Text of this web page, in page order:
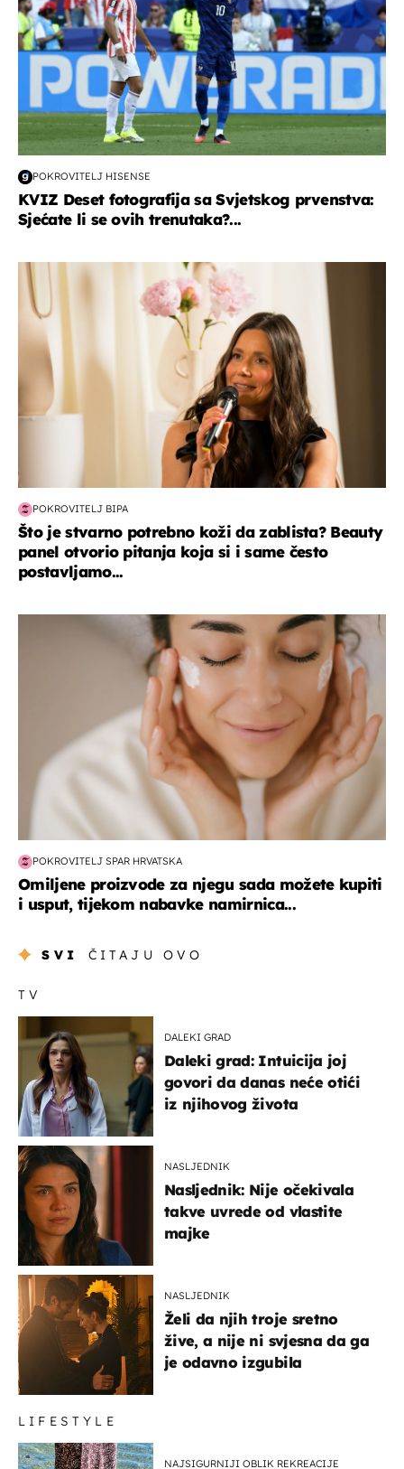
POKROVITELJ HISENSE
KVIZ Deset fotografija sa Svjetskog prvenstva:
Sjećate li se ovih trenutaka?...
moda & ljepota
POKROVITELJ BIPA
Što je stvarno potrebno koži da zablista? Beauty
panel otvorio pitanja koja si i same često
postavljamo...
moda & ljepota
POKROVITELJ SPAR HRVATSKA
Omiljene proizvode za njegu sada možete kupiti
i usput, tijekom nabavke namirnica...
SVI ČITAJU OVO
TV
DALEKI GRAD
Daleki grad: Intuicija joj
govori da danas neće otići
iz njihovog života
NASLJEDNIK
Nasljednik: Nije očekivala
takve uvrede od vlastite
majke
NASLJEDNIK
Želi da njih troje sretno
žive, a nije ni svjesna da ga
je odavno izgubila
LIFESTYLE
NAJSIGURNIJI OBLIK REKREACIJE